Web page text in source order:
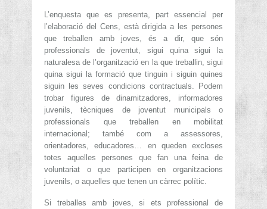
L’enquesta que es presenta, part essencial per
l’elaboració del Cens, està dirigida a les persones
que treballen amb joves, és a dir, que són
professionals de joventut, sigui quina sigui la
naturalesa de l’organització en la que treballin, sigui
quina sigui la formació que tinguin i siguin quines
siguin les seves condicions contractuals. Podem
trobar figures de dinamitzadores, informadores
juvenils, tècniques de joventut municipals o
professionals que treballen en mobilitat
internacional; també com a assessores,
orientadores, educadores… en queden excloses
totes aquelles persones que fan una feina de
voluntariat o que participen en organitzacions
juvenils, o aquelles que tenen un càrrec polític.
Si treballes amb joves, si ets professional de